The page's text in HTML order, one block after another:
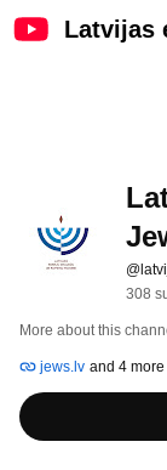
Latvijas
308
More about this
jews.lv and 4